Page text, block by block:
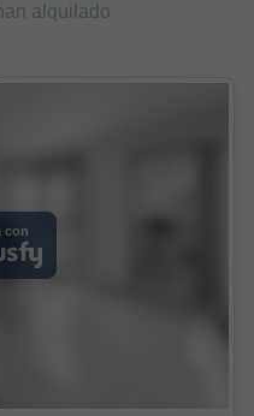
alquilado
con